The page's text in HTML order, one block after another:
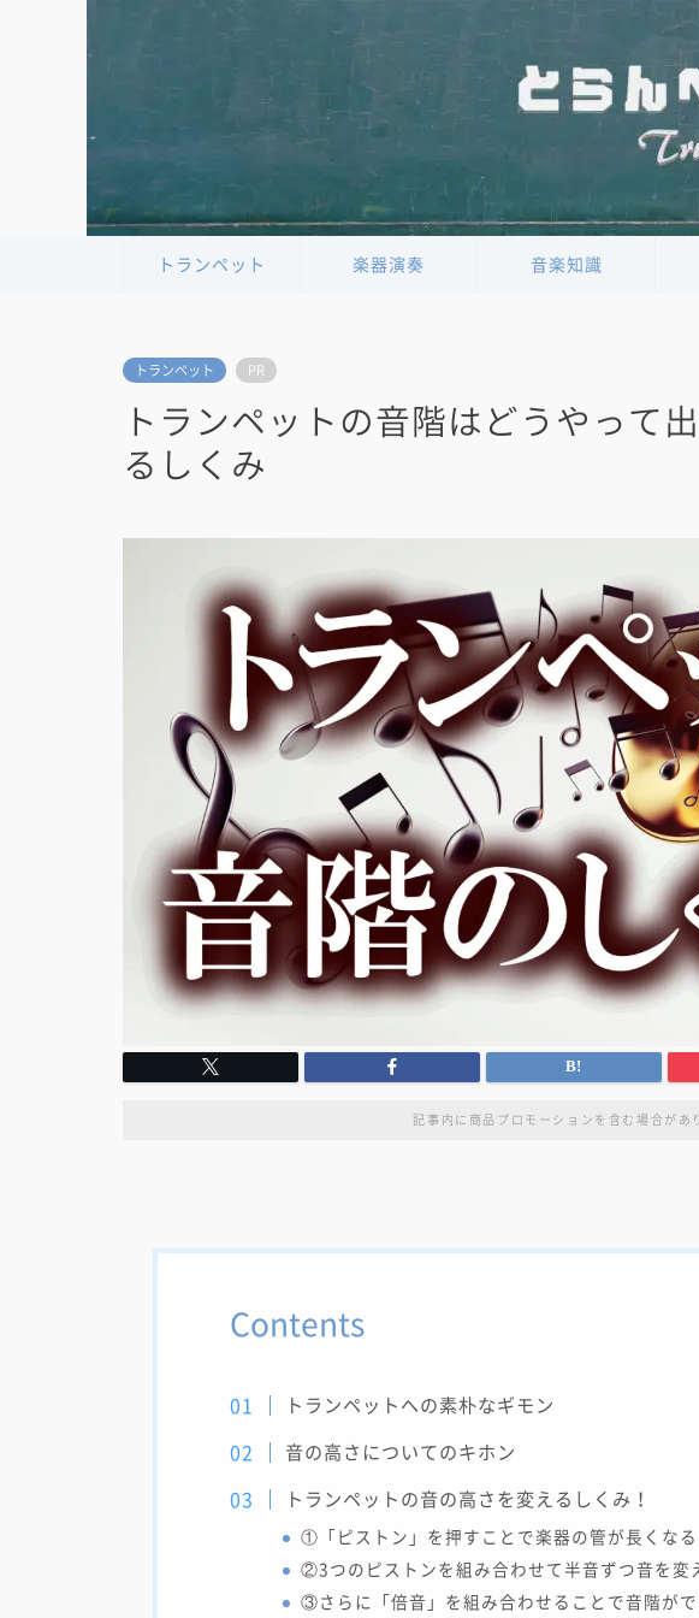
トランペット 楽器演奏 音楽知識
トランペット PR
トランペットの音階はどうやって
るしくみ
記事内に商品プロモーションを含む場合があ
Contents
トランペットへの素朴なギモン
音の高さについてのキホン
トランペットの音の高さを変えるしくみ！
①「ピストン」を押すことで楽器の管が長くなる
②3つのピストンを組み合わせて半音ずつ音を変
③さらに「倍音」を組み合わせることで音階がで